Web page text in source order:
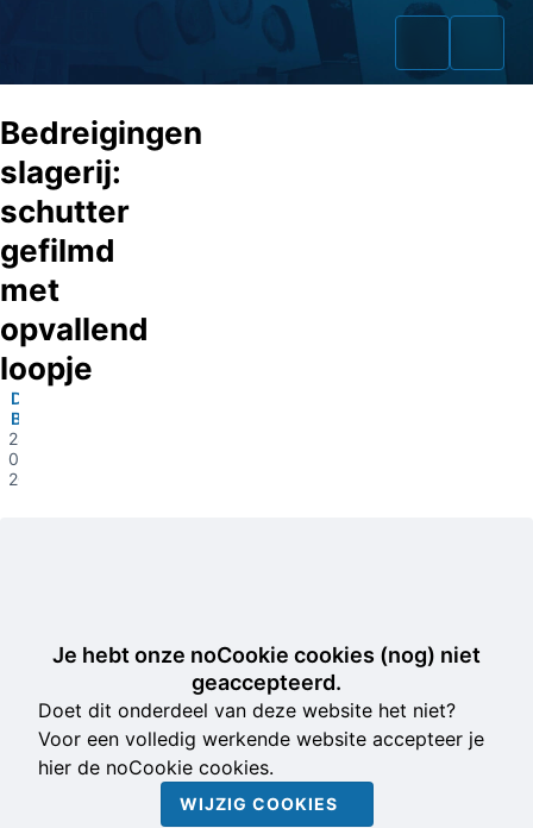
Home
Zaken
Fraudeurs
Opsporingslijst
Bedreigingen
slagerij:
schutter
gefilmd
met
opvallend
loopje
Den
Bosch
28-
02-
2023
Je hebt onze noCookie cookies (nog) niet
geaccepteerd.
Doet dit onderdeel van deze website het niet?
Voor een volledig werkende website accepteer je
hier de noCookie cookies.
WIJZIG COOKIES